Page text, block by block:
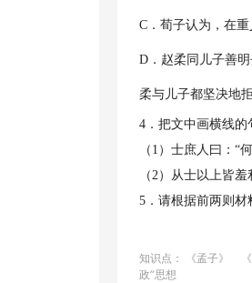
C．荀子认为，在
D．赵柔同儿子善
柔与儿子都坚决地
4．把文中画横线
（1）士庶人曰：“
（2）从士以上皆
5．请根据前两则
知识点： 《孟子》
政”思想